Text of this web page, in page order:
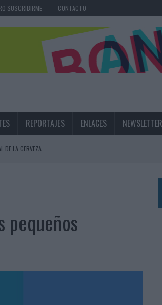
SUSCRIBIRME CONTACTO
REPORTAJES ENLACES NEWSLETTER
DE LA CERVEZA
DE LAS MARCAS
pequeños